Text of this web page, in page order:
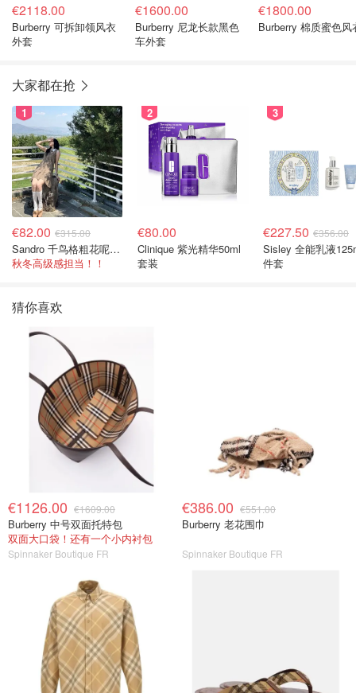
€2118.00
Burberry 可拆卸领风衣
外套
€1600.00
Burberry 尼龙长款黑色
车外套
€1800.00
Burberry 棉质蜜色风
大家都在抢
1
€82.00 €315.00
Sandro 千鸟格粗花呢连衣裙
秋冬高级感担当！！
2
€80.00
Clinique 紫光精华50ml
套装
3
€227.50 €356.00
Sisley 全能乳液
件套
猜你喜欢
€1126.00 €1609.00
Burberry 中号双面托特包
双面大口袋！还有一个小内衬包
Spinnaker Boutique FR
€386.00 €551.00
Burberry 老花围巾
Spinnaker Boutique FR